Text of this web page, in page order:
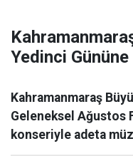
Yedinci
Kahramanmaraş
Geleneksel Ağustos
konseriyle adeta